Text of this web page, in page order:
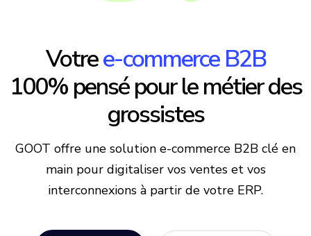
Votree-commerce B2B
100% pensé pourle métier des
grossistes
GOOT offre une solution e-commerce B2B clé en
mainpour digitaliser vos ventes et vos
interconnexions à partir de votre ERP.